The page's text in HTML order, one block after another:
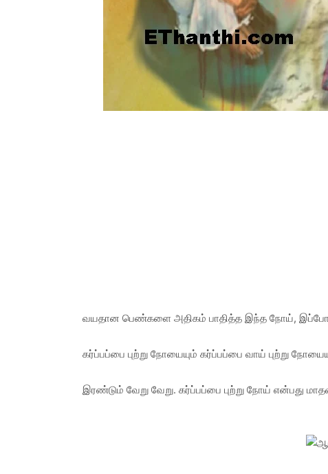
வயதான பெண்களை அதிகம் பாதித்த இந்த நோய்,
கர்ப்பப்பை புற்று நோயையும் கர்ப்பப்பை வாய் புற்று
இரண்டும் வேறு வேறு. கர்ப்பப்பை புற்று நோய் என்பது